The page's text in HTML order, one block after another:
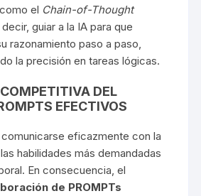
el Chain-of-Thought
guiar a la IA para que
razonamiento paso a paso,
la precisión en tareas lógicas.
DEL
EFECTIVOS
eficazmente con la
habilidades más demandadas
En consecuencia, el
de PROMPTs